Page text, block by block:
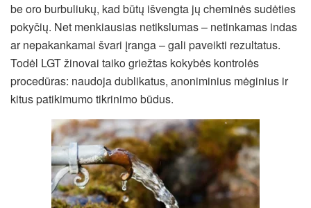
be oro burbuliukų, kad būtų išvengta jų cheminės sudėties
pokyčių. Net menkiausias netikslumas – netinkamas indas
ar nepakankamai švari įranga – gali paveikti rezultatus.
Todėl LGT žinovai taiko griežtas kokybės kontrolės
procedūras: naudoja dublikatus, anoniminius mėginius ir
kitus patikimumo tikrinimo būdus.